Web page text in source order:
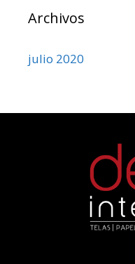
Archivos
julio 2020